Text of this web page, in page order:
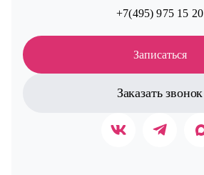
+7(495) 975 15 20
Записаться
Заказать звонок